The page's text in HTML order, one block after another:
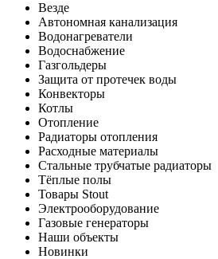
Везде
Автономная канализация
Водонагреватели
Водоснабжение
Газгольдеры
Защита от протечек воды
Конвекторы
Котлы
Отопление
Радиаторы отопления
Расходные материалы
Стальные трубчатые радиаторы
Тёплые полы
Товары Stout
Электрооборудование
Газовые генераторы
Наши объекты
Новинки